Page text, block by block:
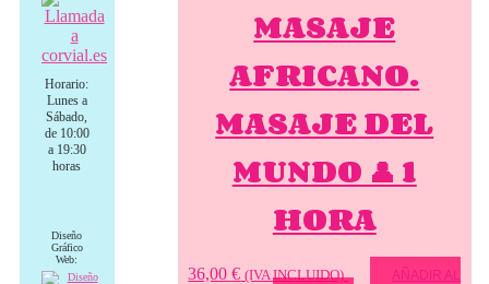
MASAJE
AFRICANO.
MASAJE DEL
MUNDO 👤 1
HORA
36,00€ (IVA INCLUIDO)
AÑADIR AL
Horario:
Lunes a
Sábado,
de 10:00
a 19:30
horas
Diseño
Gráfico
Web: